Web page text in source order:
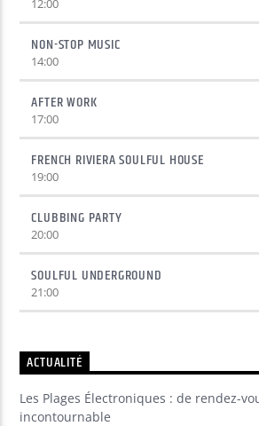
NON-STOP MUSIC
14:00
AFTER WORK
17:00
FRENCH RIVIERA SOULFUL HOUSE
19:00
CLUBBING PARTY
20:00
SOULFUL UNDERGROUND
21:00
ACTUALITÉ
Les Plages Électroniques : de rendez-
incontournable